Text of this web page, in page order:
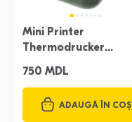
Mini Printer
Thermodrucker
750 MDL
ADAUGĂ ÎN COȘ